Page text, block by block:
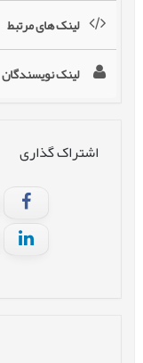
لینک های مرتبط
لینک نویسندگان
اشتراک گذاری